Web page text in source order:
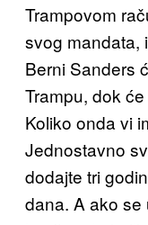
Trampovom
svog mandata,
Berni Sanders
Trampu, dok
Koliko onda vi
Jednostavno
dodajte tri
dana. A ako se